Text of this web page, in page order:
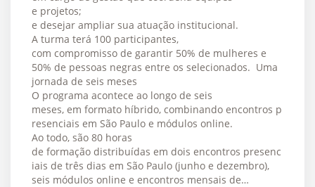
e projetos;
e desejar ampliar sua atuação institucional.
A turma terá 100 participantes,
com compromisso de garantir 50% de mulheres e
50% de pessoas negras entre os selecionados. Uma
jornada de seis meses
O programa acontece ao longo de seis
meses, em formato híbrido, combinando encontros p
resenciais em São Paulo e módulos online.
Ao todo, são 80 horas
de formação distribuídas em dois encontros presenc
iais de três dias em São Paulo (junho e dezembro),
seis módulos online e encontros mensais de…